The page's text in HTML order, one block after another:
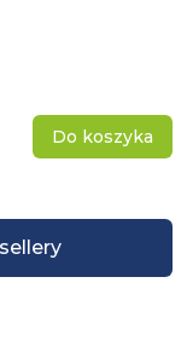
Do koszyka